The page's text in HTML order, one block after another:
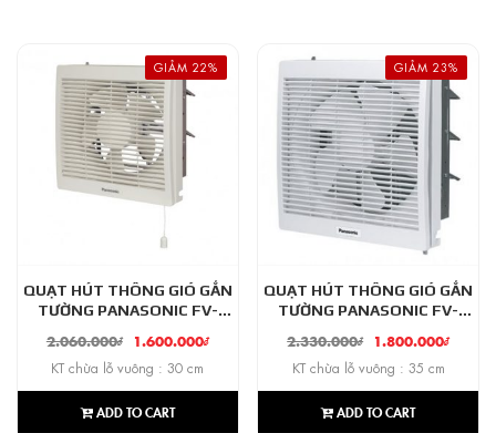
GIẢM 22%
QUẠT HÚT THÔNG GIÓ GẮN
TƯỜNG PANASONIC FV-
2.060.000₫ 1.600.000₫
KT chừa lỗ vuông : 30 cm
ADD TO CART
GIẢM 23%
QUẠT HÚT THÔNG GIÓ GẮN
TƯỜNG PANASONIC FV-
2.330.000₫ 1.800.000₫
KT chừa lỗ vuông : 35 cm
ADD TO CART